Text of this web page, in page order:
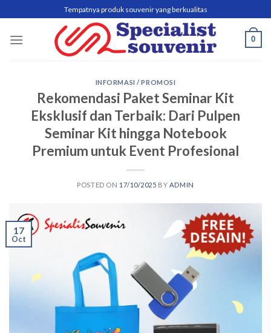
to
content
Tempatnya produk souvenir yang berkualitas
0
INFORMASI / PROMOSI
Rekomendasi Paket Seminar Kit
Eksklusif dan Terbaik: Dari Pulpen
Seminar Kit hingga Notebook
Premium untuk Event Profesional
POSTED ON 17/10/2025 BY ADMIN
17
Oct